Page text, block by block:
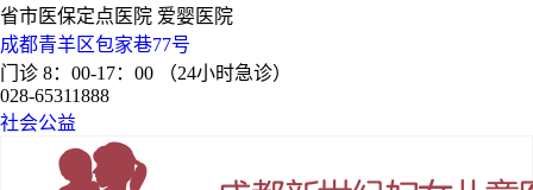
省市医保定点医院 爱婴医院
成都青羊区包家巷77号
门诊 8：00-17：00 （24小时急诊）
028-65311888
社会公益